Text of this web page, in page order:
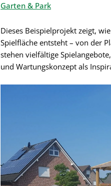
Garten & Park
Dieses Beispielprojekt zeigt,
Spielfläche entsteht – von der
stehen vielfältige
und Wartungskonzept als